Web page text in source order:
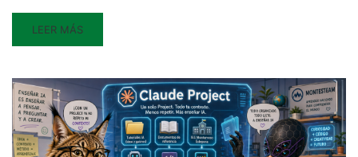
LEER MÁS